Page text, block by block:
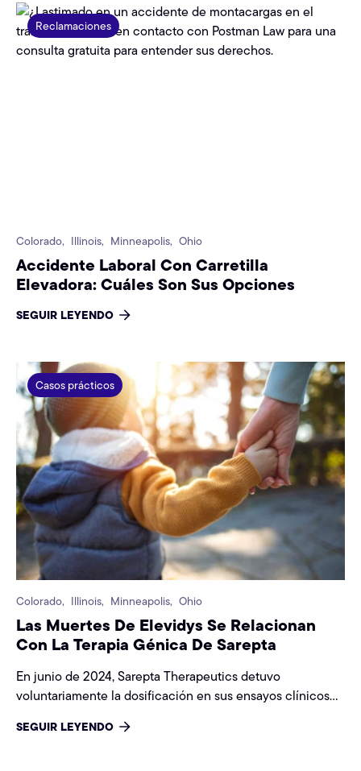
Reclamaciones
Colorado, Illinois, Minneapolis, Ohio
Accidente Laboral Con Carretilla
Elevadora: Cuáles Son Sus Opciones
SEGUIR LEYENDO
Casos prácticos
Colorado, Illinois, Minneapolis, Ohio
Las Muertes De Elevidys Se Relacionan
Con La Terapia Génica De Sarepta
En junio de 2024, Sarepta Therapeutics detuvo
voluntariamente la dosificación en sus ensayos clínicos
de Duchenne- después de que un paciente muriera
SEGUIR LEYENDO